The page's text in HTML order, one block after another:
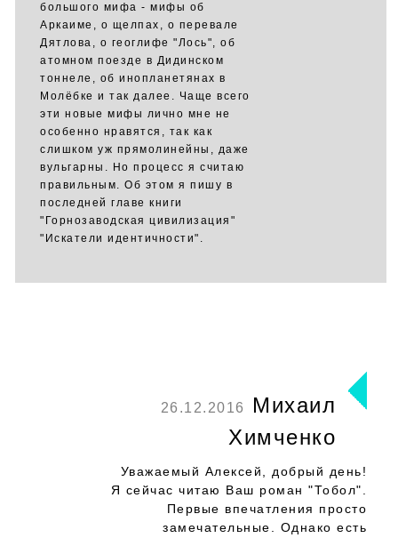
большого мифа - мифы об
Аркаиме, о щелпах, о перевале
Дятлова, о геоглифе "Лось", об
атомном поезде в Дидинском
тоннеле, об инопланетянах в
Молёбке и так далее. Чаще всего
эти новые мифы лично мне не
особенно нравятся, так как
слишком уж прямолинейны, даже
вульгарны. Но процесс я считаю
правильным. Об этом я пишу в
последней главе книги
"Горнозаводская цивилизация"
"Искатели идентичности".
26.12.2016
Михаил
Химченко
Уважаемый Алексей, добрый день!
Я сейчас читаю Ваш роман "Тобол".
Первые впечатления просто
замечательные. Однако есть